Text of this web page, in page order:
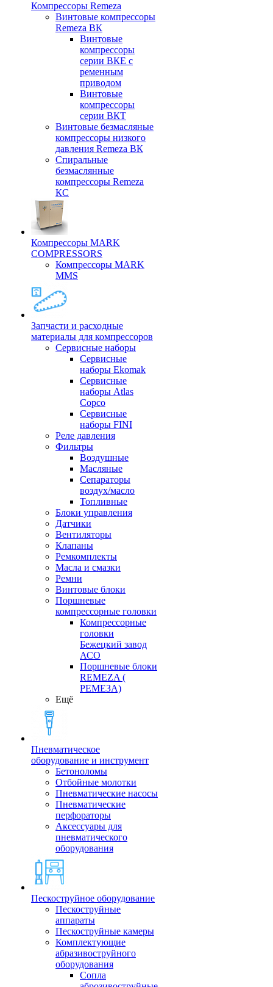
Компрессоры Remeza
Винтовые компрессоры
Remeza ВК
Винтовые
компрессоры
серии ВКЕ с
ременным
приводом
Винтовые
компрессоры
серии ВКТ
Винтовые безмасляные
компрессоры низкого
давления Remeza ВК
Спиральные
безмаслянные
компрессоры Remeza
КС
Компрессоры MARK
COMPRESSORS
Компрессоры MARK
MMS
Запчасти и расходные
материалы для компрессоров
Cервисные наборы
Сервисные
наборы Ekomak
Cервисные
наборы Atlas
Copco
Сервисные
наборы FINI
Реле давления
Фильтры
Воздушные
Масляные
Сепараторы
воздух/масло
Топливные
Блоки управления
Датчики
Вентиляторы
Клапаны
Ремкомплекты
Масла и смазки
Ремни
Винтовые блоки
Поршневые
компрессорные головки
Компрессорные
головки
Бежецкий завод
АСО
Поршневые блоки
REMEZA (
РЕМЕЗА)
Ещё
Пневматическое
оборудование и инструмент
Бетоноломы
Отбойные молотки
Пневматические насосы
Пневматические
перфораторы
Аксессуары для
пневматического
оборудования
Пескоструйное оборудование
Пескоструйные
аппараты
Пескоструйные камеры
Комплектующие
абразивоструйного
оборудования
Сопла